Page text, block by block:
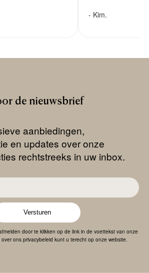
- Kim.
de nieuwsbrief
aanbiedingen,
en updates over onze
rechtstreeks in uw inbox.
Versturen
door te klikken op de link in de voettekst van onze
ons privacybeleid kunt u terecht op onze website.